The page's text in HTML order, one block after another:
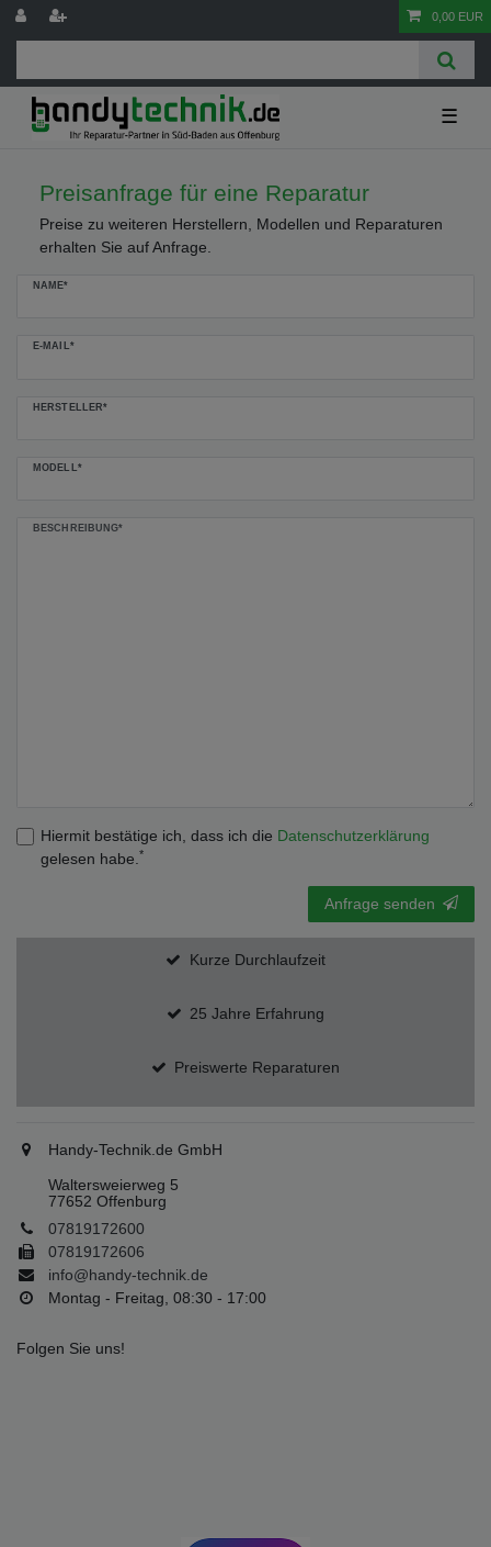
0,00 EUR
☰
Preisanfrage für eine Reparatur
Preise zu weiteren Herstellern, Modellen und Reparaturen
erhalten Sie auf Anfrage.
NAME*
E-MAIL*
HERSTELLER*
MODELL*
BESCHREIBUNG*
Hiermit bestätige ich, dass ich die Daten­schutz­erklärung
gelesen habe. *
Ceres::Template.mailFormHoneypotLabel
Anfrage senden
Kurze Durchlaufzeit
25 Jahre Erfahrung
Preiswerte Reparaturen
Handy-Technik.de GmbH
Waltersweierweg 5
77652 Offenburg
07819172600
07819172606
info@handy-technik.de
Montag - Freitag, 08:30 - 17:00
Folgen Sie uns!